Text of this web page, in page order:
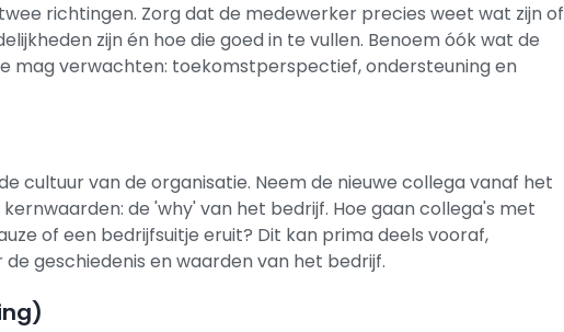
richtingen. Zorg dat de medewerker precies weet wat zijn of
zijn én hoe die goed in te vullen. Benoem óók wat de
mag verwachten: toekomstperspectief, ondersteuning en
cultuur van de organisatie. Neem de nieuwe collega vanaf het
kernwaarden: de 'why' van het bedrijf. Hoe gaan collega's met
of een bedrijfsuitje eruit? Dit kan prima deels vooraf,
geschiedenis en waarden van het bedrijf.